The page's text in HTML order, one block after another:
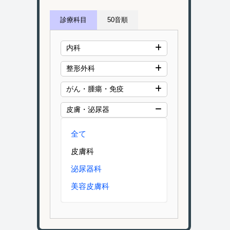
診療科目 50音順
内科
整形外科
がん・腫瘍・免疫
皮膚・泌尿器
全て
皮膚科
泌尿器科
美容皮膚科